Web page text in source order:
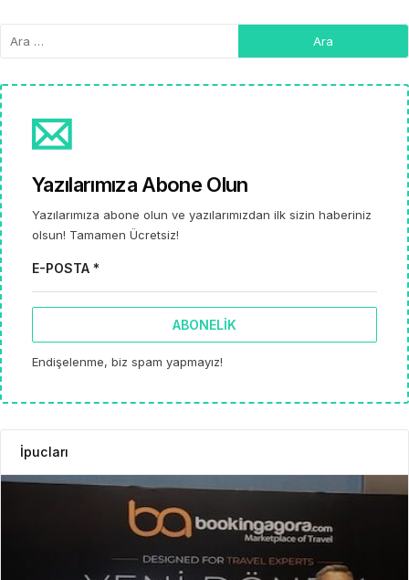
Yazılarımıza Abone Olun
Yazılarımıza abone olun ve yazılarımızdan ilk sizin haberiniz
olsun! Tamamen Ücretsiz!
E-POSTA *
ABONELIK
Endişelenme, biz spam yapmayız!
İpucları